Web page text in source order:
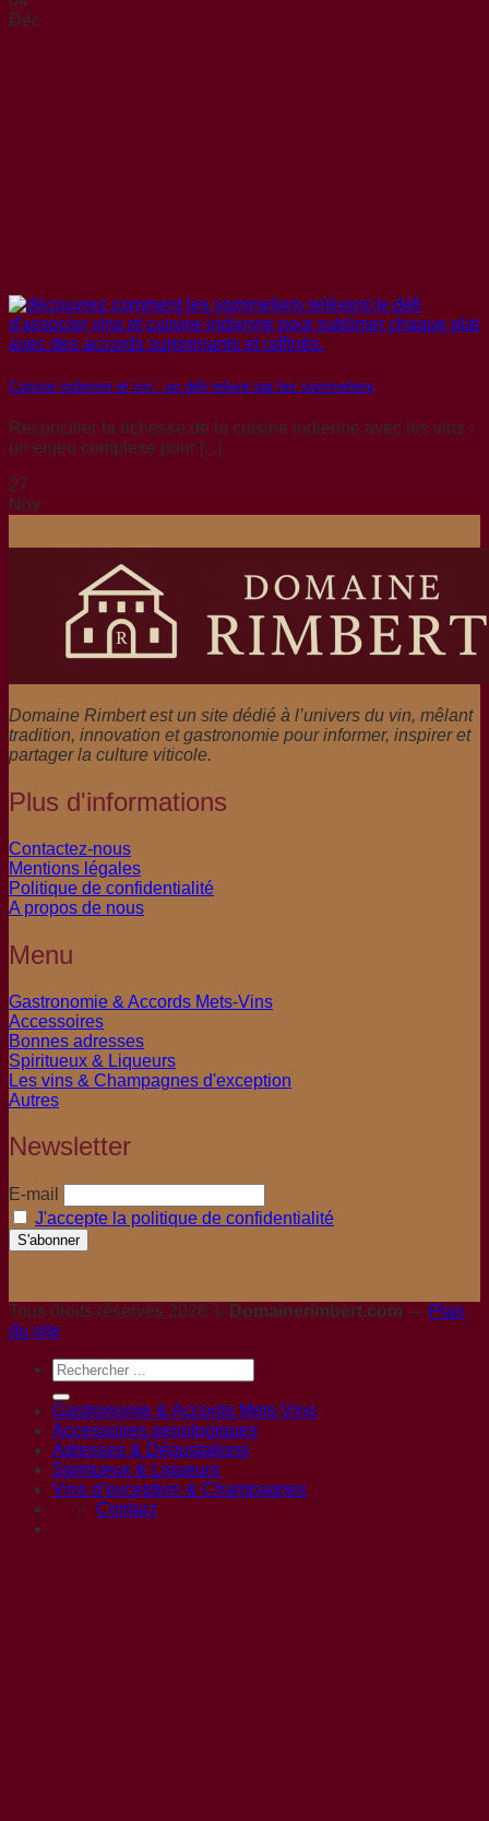
Déc
Cuisine indienne et vin : un défi relevé par les sommeliers
Reconcilier la richesse de la cuisine indienne avec les vins :
un enjeu complexe pour [...]
27
Nov
Domaine Rimbert est un site dédié à l’univers du vin, mêlant
tradition, innovation et gastronomie pour informer, inspirer et
partager la culture viticole.
Plus d'informations
Contactez-nous
Mentions légales
Politique de confidentialité
A propos de nous
Menu
Gastronomie & Accords Mets-Vins
Accessoires
Bonnes adresses
Spiritueux & Liqueurs
Les vins & Champagnes d'exception
Autres
Newsletter
E-mail
J'accepte la politique de confidentialité
Tous droits réservés 2026 © Domainerimbert.com — Plan
du site
Gastronomie & Accords Mets-Vins
Accessoires oenologiques
Adresses & Dégustations
Spiritueux & Liqueurs
Vins d’exception & Champagnes
Contact